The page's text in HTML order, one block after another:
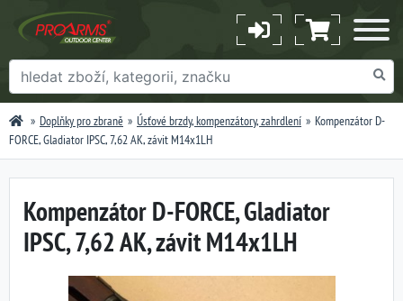
Doplňky pro zbraně Úsťové brzdy, kompenzátory, zahrdlení
Kompenzátor D-
FORCE, Gladiator IPSC, 7,62 AK, závit M14x1LH
Kompenzátor D-FORCE, Gladiator
IPSC, 7,62 AK, závit M14x1LH